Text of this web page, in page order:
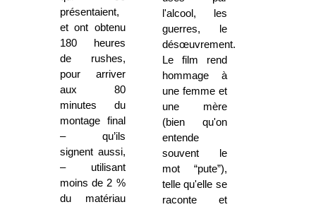
présentaient,
et ont obtenu
180 heures
de rushes,
pour arriver
aux 80
minutes du
montage final
– qu’ils
signent aussi,
– utilisant
moins de 2 %
du matériau
l'alcool, les
guerres, le
désœuvrement.
Le film rend
hommage à
une femme et
une mère
(bien qu'on
entende
souvent le
mot “pute”),
telle qu'elle se
raconte et